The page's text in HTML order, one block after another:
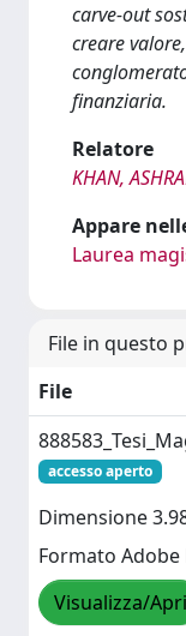
carve-out
creare
finanziaria.
Relatore
KHAN,
Appare
Laurea
File in questo
File
accesso aperto
Dimensione
Formato Adobe
Visualizza/Apri